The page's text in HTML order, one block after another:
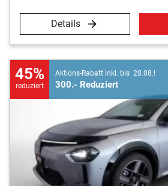
Details
45%
reduziert
Aktions-Rabatt inkl. bis 20.08.!
300.- Reduziert